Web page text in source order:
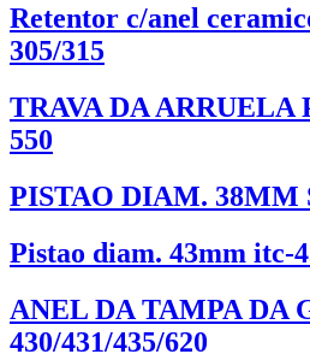
Retentor c/anel
305/315
TRAVA DA ARRUELA
550
PISTAO DIAM. 38MM
Pistao diam. 43mm itc-
ANEL DA TAMPA DA
430/431/435/620